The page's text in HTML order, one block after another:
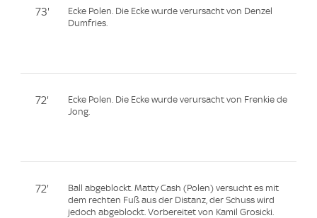
73'
Ecke Polen. Die Ecke wurde verursacht von Denzel
Dumfries.
72'
Ecke Polen. Die Ecke wurde verursacht von Frenkie de
Jong.
72'
Ball abgeblockt. Matty Cash (Polen) versucht es mit
dem rechten Fuß aus der Distanz, der Schuss wird
jedoch abgeblockt. Vorbereitet von Kamil Grosicki.